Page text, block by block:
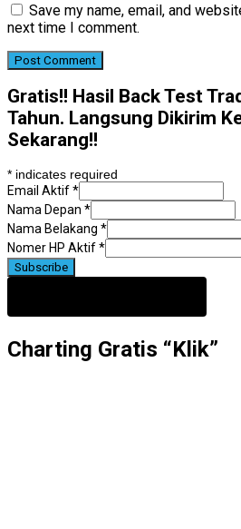
Save my name, email, and
next time I comment.
Gratis!! Hasil Back Test
Tahun. Langsung Dikirim
Sekarang!!
* indicates required
Email Aktif*
Nama Depan *
Nama Belakang *
Nomer HP Aktif*
Charting Gratis “Klik”